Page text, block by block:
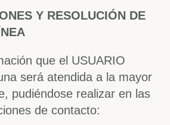
Y RESOLUCIÓN DE
que el USUARIO
será atendida a la mayor
pudiéndose realizar en las
de contacto: